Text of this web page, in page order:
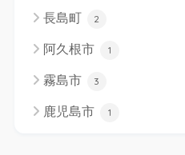
長島町 2
阿久根市 1
霧島市 3
鹿児島市 1